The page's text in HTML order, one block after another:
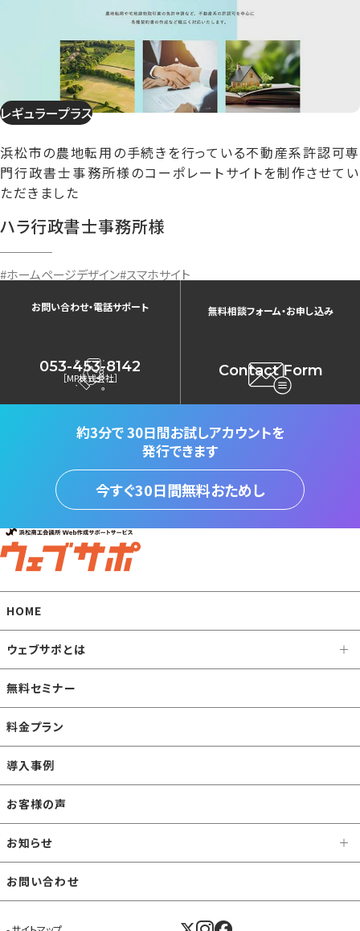
レギュラープラス
浜松市の農地転用の手続きを行っている不動産系許認可専
門行政書士事務所様のコーポレートサイトを制作させてい
ただきました
ハラ行政書士事務所様
#ホームページデザイン#スマホサイト
お問い合わせ・電話サポート
053-453-8142
［MP株式会社］
無料相談フォーム・お申し込み
Contact Form
約3分で30日間お試しアカウントを
発行できます
今すぐ30日間無料おためし
HOME
ウェブサポとは
無料セミナー
料金プラン
導入事例
お客様の声
お知らせ
お問い合わせ